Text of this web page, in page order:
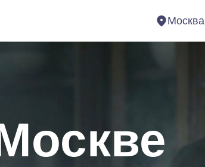
Москва